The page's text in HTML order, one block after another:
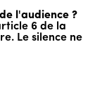
l'audience ?
6 de la
Le silence ne